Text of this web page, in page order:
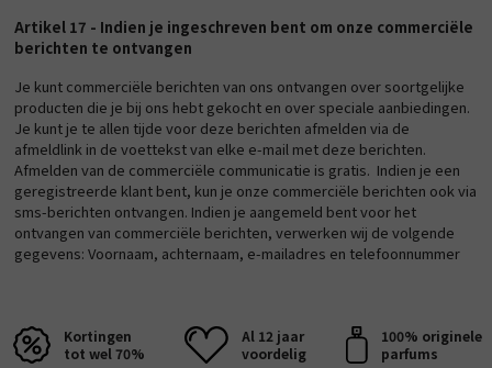
Artikel 17 - Indien je ingeschreven bent om onze commerciële
berichten te ontvangen
Je kunt commerciële berichten van ons ontvangen over soortgelijke
producten die je bij ons hebt gekocht en over speciale aanbiedingen.
Je kunt je te allen tijde voor deze berichten afmelden via de
afmeldlink in de voettekst van elke e-mail met deze berichten.
Afmelden van de commerciële communicatie is gratis. Indien je een
geregistreerde klant bent, kun je onze commerciële berichten ook via
sms-berichten ontvangen. Indien je aangemeld bent voor het
ontvangen van commerciële berichten, verwerken wij de volgende
gegevens: Voornaam, achternaam, e-mailadres en telefoonnummer
Kortingen
tot wel 70%
Al 12 jaar
voordelig
100% originele
parfums